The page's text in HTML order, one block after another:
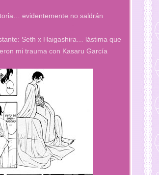
evidentemente no saldrán
Seth x Haigashira… lástima que
mi trauma con Kasaru García